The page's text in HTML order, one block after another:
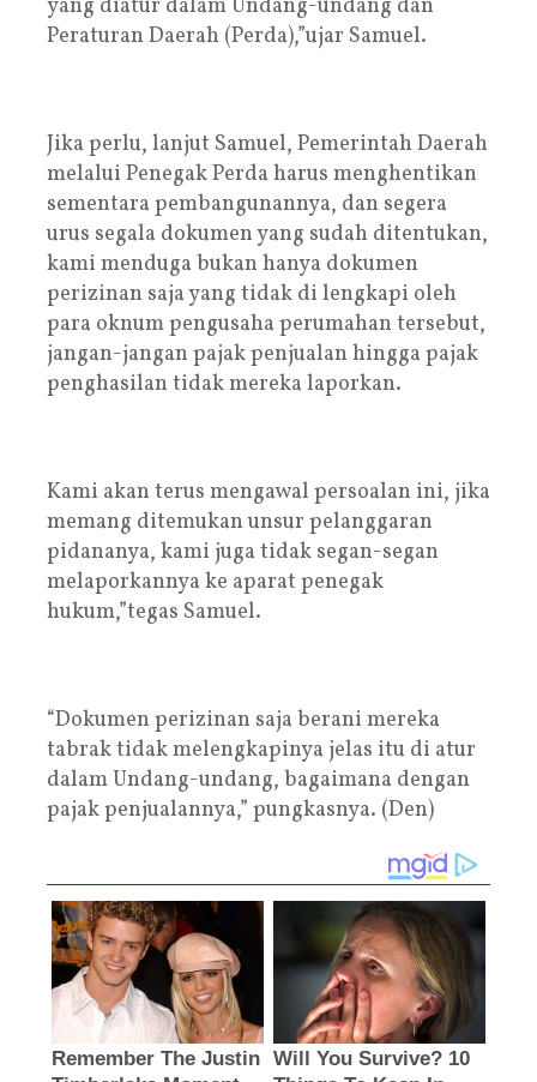
yang diatur dalam Undang-undang dan
Peraturan Daerah (Perda),”ujar Samuel.
Jika perlu, lanjut Samuel, Pemerintah Daerah
melalui Penegak Perda harus menghentikan
sementara pembangunannya, dan segera
urus segala dokumen yang sudah ditentukan,
kami menduga bukan hanya dokumen
perizinan saja yang tidak di lengkapi oleh
para oknum pengusaha perumahan tersebut,
jangan-jangan pajak penjualan hingga pajak
penghasilan tidak mereka laporkan.
Kami akan terus mengawal persoalan ini, jika
memang ditemukan unsur pelanggaran
pidananya, kami juga tidak segan-segan
melaporkannya ke aparat penegak
hukum,”tegas Samuel.
“Dokumen perizinan saja berani mereka
tabrak tidak melengkapinya jelas itu di atur
dalam Undang-undang, bagaimana dengan
pajak penjualannya,” pungkasnya. (Den)